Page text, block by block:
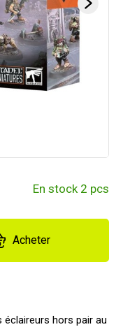
En stock 2 pcs
Acheter
hors pair au